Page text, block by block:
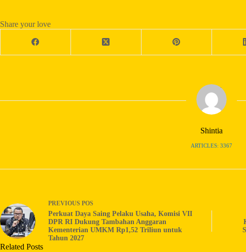
Share your love
Shintia
ARTICLES: 3367
PREVIOUS POS
Perkuat Daya Saing Pelaku Usaha, Komisi VII
DPR RI Dukung Tambahan Anggaran
Kementerian UMKM Rp1,52 Triliun untuk
Tahun 2027
Related Posts